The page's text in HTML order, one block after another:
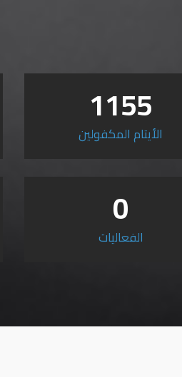
1155
الأيتام المكفولين
0
الفعاليات